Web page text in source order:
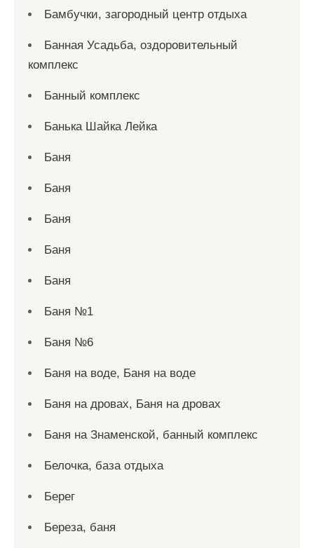
Бамбучки, загородный центр отдыха
Банная Усадьба, оздоровительный
комплекс
Банный комплекс
Банька Шайка Лейка
Баня
Баня
Баня
Баня
Баня
Баня №1
Баня №6
Баня на воде, Баня на воде
Баня на дровах, Баня на дровах
Баня на Знаменской, банный комплекс
Белочка, база отдыха
Берег
Береза, баня